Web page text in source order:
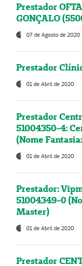
Prestador
GONÇALO
07 de Agosto de 2020
Prestador
01 de Abril de 2020
Prestador
51004350-4:
(Nome
01 de Abril de 2020
Prestador:
51004349-0
Master)
01 de Abril de 2020
Prestador